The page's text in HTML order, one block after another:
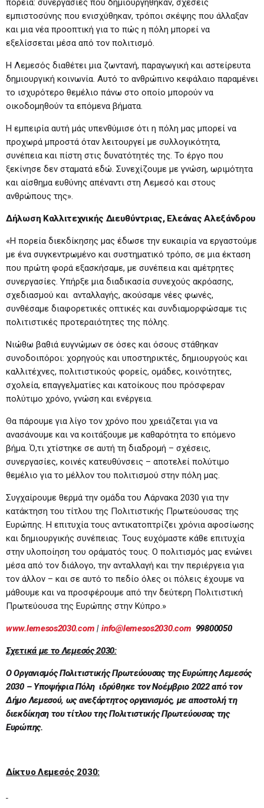
πορεία: συνεργασίες που δημιουργήθηκαν, σχέσεις
εμπιστοσύνης που ενισχύθηκαν, τρόποι σκέψης που άλλαξαν
και μια νέα προοπτική για το πώς η πόλη μπορεί να
εξελίσσεται μέσα από τον πολιτισμό.
Η Λεμεσός διαθέτει μια ζωντανή, παραγωγική και αστείρευτα
δημιουργική κοινωνία. Αυτό το ανθρώπινο κεφάλαιο παραμένει
το ισχυρότερο θεμέλιο πάνω στο οποίο μπορούν να
οικοδομηθούν τα επόμενα βήματα.
Η εμπειρία αυτή μάς υπενθύμισε ότι η πόλη μας μπορεί να
προχωρά μπροστά όταν λειτουργεί με συλλογικότητα,
συνέπεια και πίστη στις δυνατότητές της. Το έργο που
ξεκίνησε δεν σταματά εδώ. Συνεχίζουμε με γνώση, ωριμότητα
και αίσθημα ευθύνης απέναντι στη Λεμεσό και στους
ανθρώπους της».
Δήλωση Καλλιτεχνικής Διευθύντριας, Ελεάνας Αλεξάνδρου
«Η πορεία διεκδίκησης μας έδωσε την ευκαιρία να εργαστούμε
με ένα συγκεντρωμένο και συστηματικό τρόπο, σε μια έκταση
που πρώτη φορά εξασκήσαμε, με συνέπεια και αμέτρητες
συνεργασίες. Υπήρξε μια διαδικασία συνεχούς ακρόασης,
σχεδιασμού και ανταλλαγής, ακούσαμε νέες φωνές,
συνθέσαμε διαφορετικές οπτικές και συνδιαμορφώσαμε τις
πολιτιστικές προτεραιότητες της πόλης.
Νιώθω βαθιά ευγνώμων σε όσες και όσους στάθηκαν
συνοδοιπόροι: χορηγούς και υποστηρικτές, δημιουργούς και
καλλιτέχνες, πολιτιστικούς φορείς, ομάδες, κοινότητες,
σχολεία, επαγγελματίες και κατοίκους που πρόσφεραν
πολύτιμο χρόνο, γνώση και ενέργεια.
Θα πάρουμε για λίγο τον χρόνο που χρειάζεται για να
ανασάνουμε και να κοιτάξουμε με καθαρότητα το επόμενο
βήμα. Ό,τι χτίστηκε σε αυτή τη διαδρομή – σχέσεις,
συνεργασίες, κοινές κατευθύνσεις – αποτελεί πολύτιμο
θεμέλιο για το μέλλον του πολιτισμού στην πόλη μας.
Συγχαίρουμε θερμά την ομάδα του Λάρνακα 2030 για την
κατάκτηση του τίτλου της Πολιτιστικής Πρωτεύουσας της
Ευρώπης. Η επιτυχία τους αντικατοπτρίζει χρόνια αφοσίωσης
και δημιουργικής συνέπειας. Τους ευχόμαστε κάθε επιτυχία
στην υλοποίηση του οράματός τους. Ο πολιτισμός μας ενώνει
μέσα από τον διάλογο, την ανταλλαγή και την περιέργεια για
τον άλλον – και σε αυτό το πεδίο όλες οι πόλεις έχουμε να
μάθουμε και να προσφέρουμε από την δεύτερη Πολιτιστική
Πρωτεύουσα της Ευρώπης στην Κύπρο.»
www.lemesos2030.com |info@lemesos2030.com 99800050
Σχετικά με το Λεμεσός 2030:
Ο Οργανισμός Πολιτιστικής Πρωτεύουσας της Ευρώπης Λεμεσός
2030 – Υποψήφια Πόλη ιδρύθηκε τον Νοέμβριο 2022 από τον
Δήμο Λεμεσού, ως ανεξάρτητος οργανισμός, με αποστολή τη
διεκδίκηση του τίτλου της Πολιτιστικής Πρωτεύουσας της
Ευρώπης.
Δίκτυο Λεμεσός 2030: